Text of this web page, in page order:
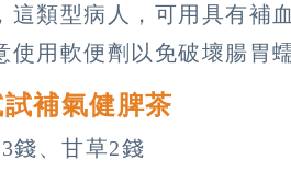
這類型病人，可用具有補
用軟便劑以免破壞腸胃
補氣健脾茶
錢、甘草2錢